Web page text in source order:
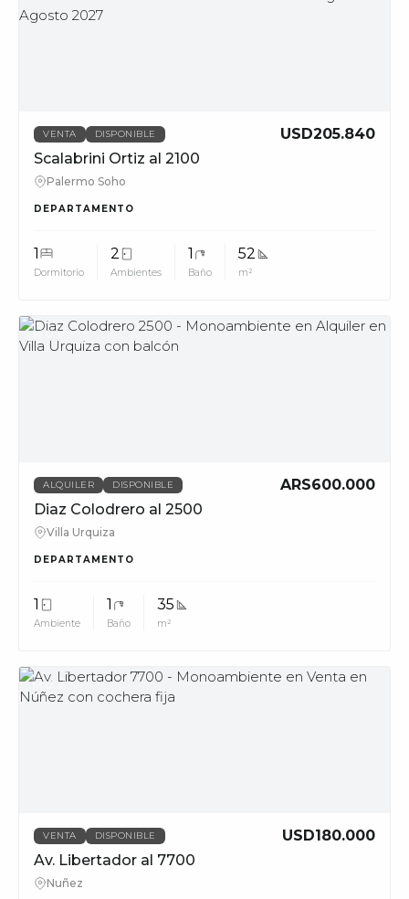
VENTA DISPONIBLE
USD205.840
Scalabrini Ortiz al 2100
Palermo Soho
DEPARTAMENTO
1
Dormitorio
2
Ambientes
1
Baño
52
m²
MUV
ALQUILER DISPONIBLE
ARS600.000
Diaz Colodrero al 2500
Villa Urquiza
DEPARTAMENTO
1
Ambiente
1
Baño
35
m²
MUV
VENTA DISPONIBLE
USD180.000
Av. Libertador al 7700
Nuñez